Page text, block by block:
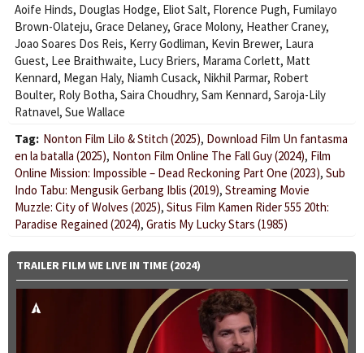
Aoife Hinds, Douglas Hodge, Eliot Salt, Florence Pugh, Fumilayo
Brown-Olateju, Grace Delaney, Grace Molony, Heather Craney,
Joao Soares Dos Reis, Kerry Godliman, Kevin Brewer, Laura
Guest, Lee Braithwaite, Lucy Briers, Marama Corlett, Matt
Kennard, Megan Haly, Niamh Cusack, Nikhil Parmar, Robert
Boulter, Roly Botha, Saira Choudhry, Sam Kennard, Saroja-Lily
Ratnavel, Sue Wallace
Tag: Nonton Film Lilo & Stitch (2025), Download Film Un fantasma
en la batalla (2025), Nonton Film Online The Fall Guy (2024), Film
Online Mission: Impossible – Dead Reckoning Part One (2023), Sub
Indo Tabu: Mengusik Gerbang Iblis (2019), Streaming Movie
Muzzle: City of Wolves (2025), Situs Film Kamen Rider 555 20th:
Paradise Regained (2024), Gratis My Lucky Stars (1985)
TRAILER FILM WE LIVE IN TIME (2024)